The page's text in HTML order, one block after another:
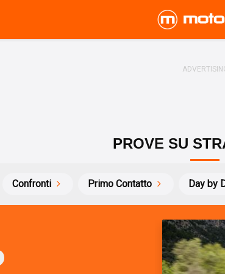
PROVE SU
Confronti Primo Contatto Day by